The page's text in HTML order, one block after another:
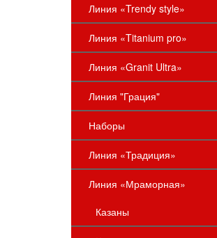
Линия «Trendy style»
Линия «Titanium pro»
Линия «Granit Ultra»
Линия "Грация"
Наборы
Линия «Традиция»
Линия «Мраморная»
Казаны